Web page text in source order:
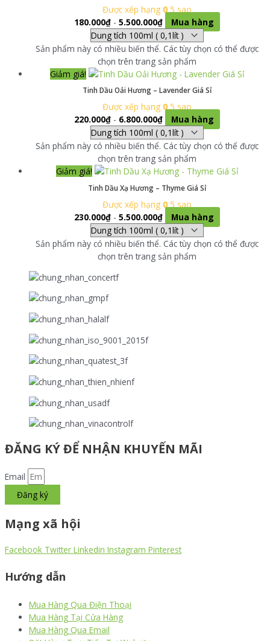
Được xếp hạng 0 5 sao
180.000₫- 5.500.000₫ Mua hàng
Sản phẩm này có nhiều biến thể. Các tùy chọn có thể được
chọn trên trang sản phẩm
Giảm giá!
Tinh Dầu Oải Hương – Lavender Giá Sỉ
Được xếp hạng 05 sao
220.000₫- 6.800.000₫ Mua hàng
Sản phẩm này có nhiều biến thể. Các tùy chọn có thể được
chọn trên trang sản phẩm
Giảm giá!
Tinh Dầu Xạ Hương – Thyme Giá Sỉ
Được xếp hạng 05 sao
230.000₫- 5.500.000₫ Mua hàng
Sản phẩm này có nhiều biến thể. Các tùy chọn có thể được
chọn trên trang sản phẩm
ĐĂNG KÝ ĐỂ NHẬN KHUYẾN MÃI
Email
Đăng ký
Mạng xã hội
Facebook Twitter Linkedin Instagram Pinterest
Hướng dẫn
Mua Hàng Qua Điện Thoại
Mua Hàng Tại Cửa Hàng
Mua Hàng Qua Email